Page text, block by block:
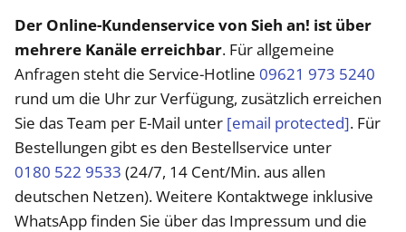
Der Online-Kundenservice von Sieh an! ist über
mehrere Kanäle erreichbar. Für allgemeine
Anfragen steht die Service-Hotline 09621 973 5240
rund um die Uhr zur Verfügung, zusätzlich erreichen
Sie das Team per E-Mail unter [email protected]. Für
Bestellungen gibt es den Bestellservice unter
0180 522 9533 (24/7, 14 Cent/Min. aus allen
deutschen Netzen). Weitere Kontaktwege inklusive
WhatsApp finden Sie über das Impressum und die